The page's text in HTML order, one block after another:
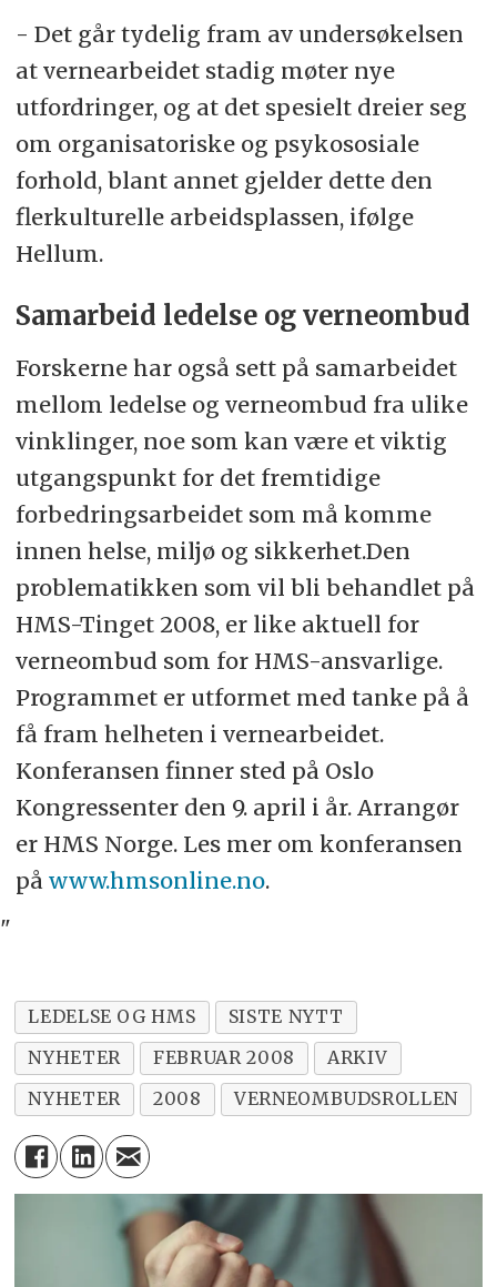
- Det går tydelig fram av undersøkelsen
at vernearbeidet stadig møter nye
utfordringer, og at det spesielt dreier seg
om organisatoriske og psykososiale
forhold, blant annet gjelder dette den
flerkulturelle arbeidsplassen, ifølge
Hellum.
Samarbeid ledelse og verneombud
Forskerne har også sett på samarbeidet
mellom ledelse og verneombud fra ulike
vinklinger, noe som kan være et viktig
utgangspunkt for det fremtidige
forbedringsarbeidet som må komme
innen helse, miljø og sikkerhet.Den
problematikken som vil bli behandlet på
HMS-Tinget 2008, er like aktuell for
verneombud som for HMS-ansvarlige.
Programmet er utformet med tanke på å
få fram helheten i vernearbeidet.
Konferansen finner sted på Oslo
Kongressenter den 9. april i år. Arrangør
er HMS Norge. Les mer om konferansen
på www.hmsonline.no.
"
LEDELSE OG HMS
SISTE NYTT
NYHETER
FEBRUAR 2008
ARKIV
NYHETER
2008 VERNEOMBUDSROLLEN